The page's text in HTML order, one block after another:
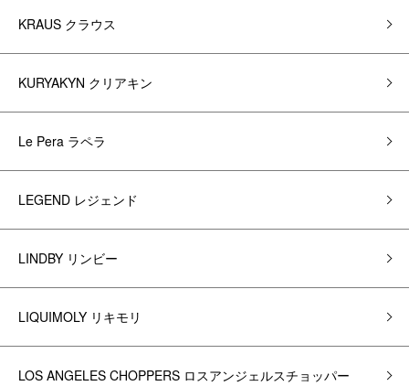
KRAUS クラウス
KURYAKYN クリアキン
Le Pera ラペラ
LEGEND レジェンド
LINDBY リンビー
LIQUIMOLY リキモリ
LOS ANGELES CHOPPERS ロスアンジェルスチョッパー